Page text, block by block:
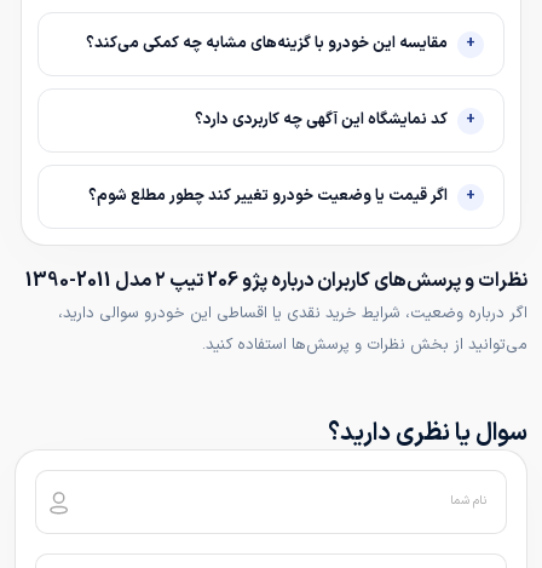
مقایسه این خودرو با گزینه‌های مشابه چه کمکی می‌کند؟
کد نمایشگاه این آگهی چه کاربردی دارد؟
اگر قیمت یا وضعیت خودرو تغییر کند چطور مطلع شوم؟
نظرات و پرسش‌های کاربران درباره پژو 206 تیپ ۲ مدل 2011-1390
اگر درباره وضعیت، شرایط خرید نقدی یا اقساطی این خودرو سوالی دارید،
می‌توانید از بخش نظرات و پرسش‌ها استفاده کنید.
سوال یا نظری دارید؟
نام شما